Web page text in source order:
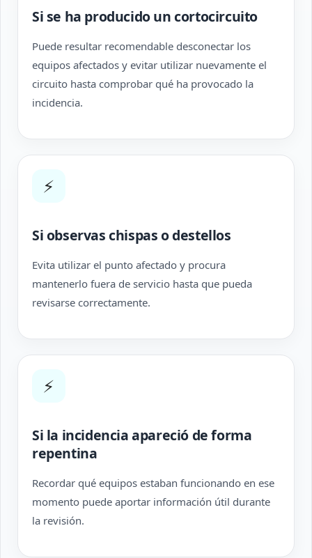
Si se ha producido un cortocircuito
Puede resultar recomendable desconectar los
equipos afectados y evitar utilizar nuevamente el
circuito hasta comprobar qué ha provocado la
incidencia.
⚡
Si observas chispas o destellos
Evita utilizar el punto afectado y procura
mantenerlo fuera de servicio hasta que pueda
revisarse correctamente.
⚡
Si la incidencia apareció de forma
repentina
Recordar qué equipos estaban funcionando en ese
momento puede aportar información útil durante
la revisión.